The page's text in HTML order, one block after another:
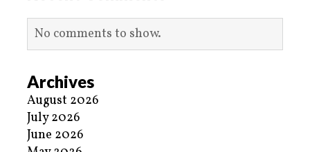
No comments to show.
Archives
August 2026
July 2026
June 2026